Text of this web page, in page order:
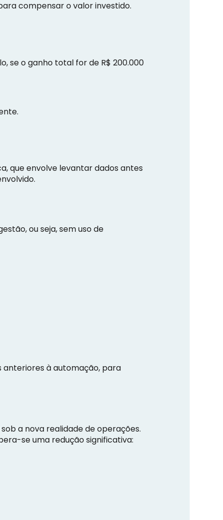
compensar o valor investido.
se o ganho total for de R$ 200.000
que envolve levantar dados antes
ou seja, sem uso de
anteriores à automação, para
a nova realidade de operações.
se uma redução significativa: